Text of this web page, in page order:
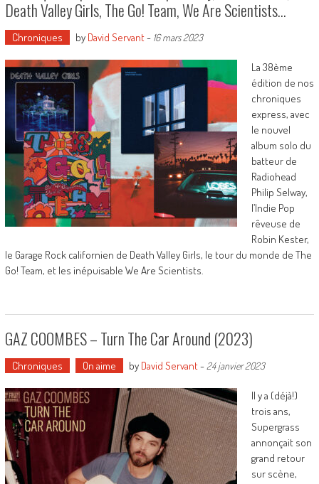
Death Valley Girls, The Go! Team, We Are Scientists…
Chroniques by David Servant- 16 mars 2023
La 38ème
édition de nos
chroniques
express, avec
le nouvel
album solo du
batteur de
Radiohead
Philip Selway,
l’Indie Pop
rêveuse de
Robin Kester,
le Garage Rock californien de Death Valley Girls, le tour du monde de The
Go! Team, et les inépuisable We Are Scientists.
GAZ COOMBES – Turn The Car Around (2023)
Chroniques On aime by David Servant- 24 janvier 2023
Il y a (déjà!)
trois ans,
Supergrass
annonçait son
grand retour
sur scène,